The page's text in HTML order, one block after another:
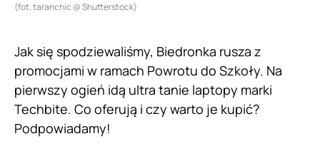
(fot. taranchic @ Shutterstock)
Jak się spodziewaliśmy, Biedronka rusza z
promocjami w ramach Powrotu do Szkoły. Na
pierwszy ogień idą ultra tanie laptopy marki
Techbite. Co oferują i czy warto je kupić?
Podpowiadamy!